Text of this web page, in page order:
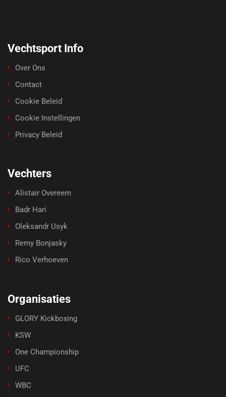
Vechtsport Info
Over Ons
Contact
Cookie Beleid
Cookie Instellingen
Privacy Beleid
Vechters
Alistair Overeem
Badr Hari
Oleksandr Usyk
Remy Bonjasky
Rico Verhoeven
Organisaties
GLORY Kickboxing
KSW
One Championship
UFC
WBC